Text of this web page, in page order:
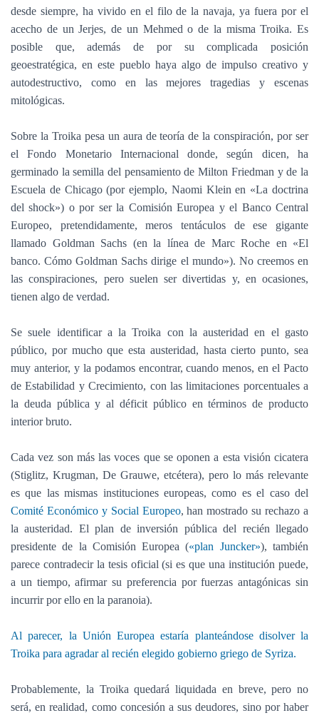
desde siempre, ha vivido en el filo de la navaja, ya fuera por el
acecho de un Jerjes, de un Mehmed o de la misma Troika. Es
posible que, además de por su complicada posición
geoestratégica, en este pueblo haya algo de impulso creativo y
autodestructivo, como en las mejores tragedias y escenas
mitológicas.
Sobre la Troika pesa un aura de teoría de la conspiración, por ser
el Fondo Monetario Internacional donde, según dicen, ha
germinado la semilla del pensamiento de Milton Friedman y de la
Escuela de Chicago (por ejemplo, Naomi Klein en «La doctrina
del shock») o por ser la Comisión Europea y el Banco Central
Europeo, pretendidamente, meros tentáculos de ese gigante
llamado Goldman Sachs (en la línea de Marc Roche en «El
banco. Cómo Goldman Sachs dirige el mundo»). No creemos en
las conspiraciones, pero suelen ser divertidas y, en ocasiones,
tienen algo de verdad.
Se suele identificar a la Troika con la austeridad en el gasto
público, por mucho que esta austeridad, hasta cierto punto, sea
muy anterior, y la podamos encontrar, cuando menos, en el Pacto
de Estabilidad y Crecimiento, con las limitaciones porcentuales a
la deuda pública y al déficit público en términos de producto
interior bruto.
Cada vez son más las voces que se oponen a esta visión cicatera
(Stiglitz, Krugman, De Grauwe, etcétera), pero lo más relevante
es que las mismas instituciones europeas, como es el caso del
Comité Económico y Social Europeo, han mostrado su rechazo a
la austeridad. El plan de inversión pública del recién llegado
presidente de la Comisión Europea («plan Juncker»), también
parece contradecir la tesis oficial (si es que una institución puede,
a un tiempo, afirmar su preferencia por fuerzas antagónicas sin
incurrir por ello en la paranoia).
Al parecer, la Unión Europea estaría planteándose disolver la
Troika para agradar al recién elegido gobierno griego de Syriza.
Probablemente, la Troika quedará liquidada en breve, pero no
será, en realidad, como concesión a sus deudores, sino por haber